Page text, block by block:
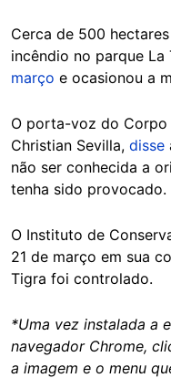
Cerca de 500
incêndio no parque
março e ocasionou a
O porta-voz do Corpo
Christian Sevilla, disse
não ser conhecida a
tenha sido provocado.
O Instituto de
21 de março em sua
Tigra foi controlado.
*Uma vez instalada a
navegador Chrome,
a imagem e o menu